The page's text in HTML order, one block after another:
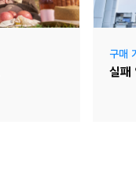
실패
구매